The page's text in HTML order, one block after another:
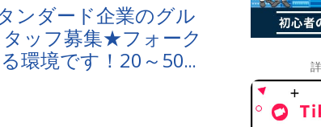
ンダード企業のグル
ッフ募集★フォーク
環境です！20～50代